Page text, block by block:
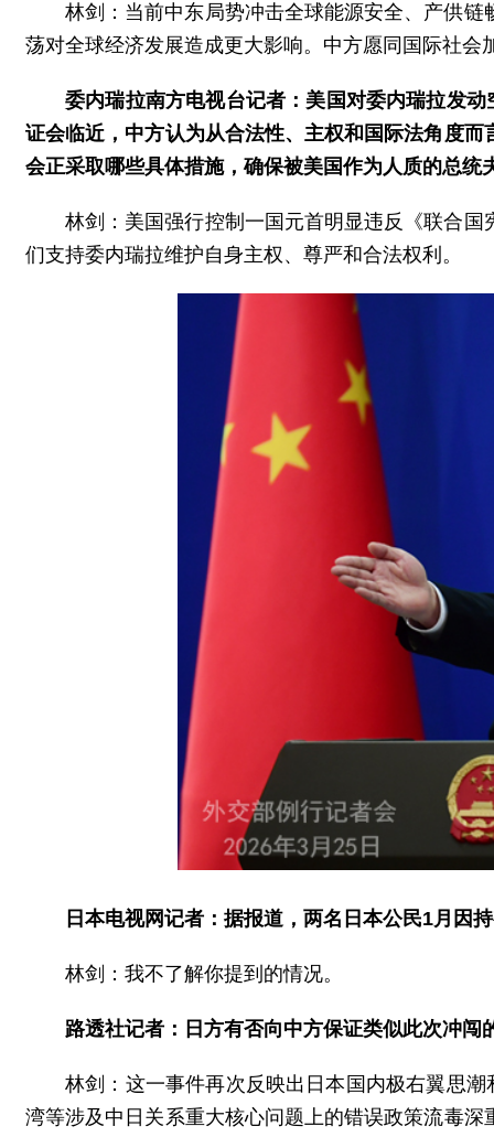
林剑：当前中东局势冲击全球能源安全、产供
荡对全球经济发展造成更大影响。中方愿同国际社
委内瑞拉南方电视台记者：美国对委内瑞拉发
证会临近，中方认为从合法性、主权和国际法角度
会正采取哪些具体措施，确保被美国作为人质的总统
林剑：美国强行控制一国元首明显违反《联合
们支持委内瑞拉维护自身主权、尊严和合法权利。
日本电视网记者：据报道，两名日本公民1月因
林剑：我不了解你提到的情况。
路透社记者：日方有否向中方保证类似此次冲
林剑：这一事件再次反映出日本国内极右翼思
湾等涉及中日关系重大核心问题上的错误政策流毒